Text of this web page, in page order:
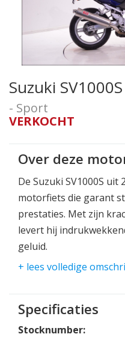
Suzuki
- Sport
VERKOCHT
Over deze
De Suzuki SV1000S uit
motorfiets die garant
prestaties. Met zijn
levert hij
geluid.
Deze motorfiets
een soepele en
het accelereren
ook voldoende
+ lees volledige
Specificaties
Stocknumber: